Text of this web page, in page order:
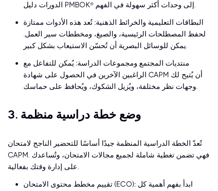
الدورات دليل PMBOK® إلى وحدات أكثر سهولة في الفهم.
البطاقات التعليمية والخرائط الذهنية: تُعد هذه الأدوات ممتازة
لحفظ المصطلحات الرئيسية، والصيغ، ومخططات سير العمل.
يمكن للوسائل البصرية أن تُحسّن الاستيعاب بشكل كبير.
منتديات المجتمع ومجموعات الدراسة: يُمكن للتفاعل مع
الراغبين الآخرين في الحصول على شهادة CAPM أن يُتيح لك
وجهات نظر مختلفة، ويُزيل الشكوك، ويُحافظ على حماسك.
3. وضع خطة دراسية منظمة
تُعدّ الخطة الدراسية المنظمة جيدًا أساسًا للتحضير الناجح لامتحان
CAPM. فهي تضمن تغطية شاملة لجميع مجالات الامتحان، وتُساعدك
على إدارة وقتك بفعالية.
تقييم مخطط محتوى الامتحان (ECO): ابدأ بفهم أهمية كل